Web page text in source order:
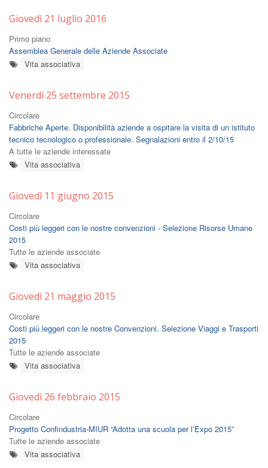
Giovedì 21 luglio 2016
Primo piano
Assemblea Generale delle Aziende Associate
Vita associativa
Venerdì 25 settembre 2015
Circolare
Fabbriche Aperte. Disponibilità aziende a ospitare la visita di un istituto
tecnico tecnologico o professionale. Segnalazioni entro il 2/10/15
A tutte le aziende interessate
Vita associativa
Giovedì 11 giugno 2015
Circolare
Costi più leggeri con le nostre convenzioni - Selezione Risorse Umane
2015
Tutte le aziende associate
Vita associativa
Giovedì 21 maggio 2015
Circolare
Costi più leggeri con le nostre Convenzioni. Selezione Viaggi e Trasporti
2015
Tutte le aziende associate
Vita associativa
Giovedì 26 febbraio 2015
Circolare
Progetto Confindustria-MIUR “Adotta una scuola per l’Expo 2015”
Tutte le aziende associate
Vita associativa